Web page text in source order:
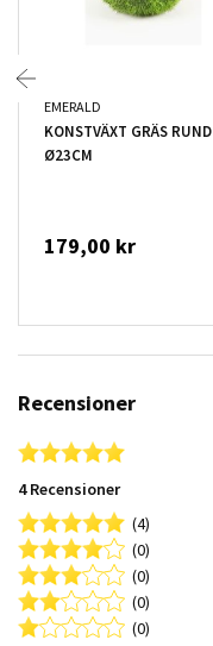
EMERALD
KONSTVÄXT GRÄS RUND
Ø23CM
179,00 kr
Recensioner
5.0 star rating
4 Recensioner
(4)
(0)
(0)
(0)
(0)